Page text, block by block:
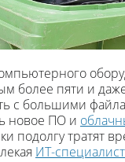
более пяти и
с большими
новое ПО и
подолгу тратят
ИТ-